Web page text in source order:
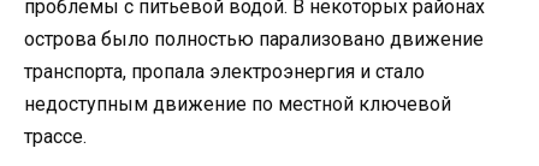
проблемы с питьевой водой. В некоторых районах
острова было полностью парализовано движение
транспорта, пропала электроэнергия и стало
недоступным движение по местной ключевой
трассе.